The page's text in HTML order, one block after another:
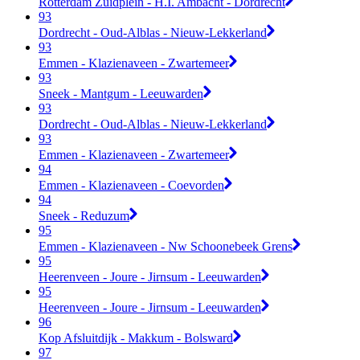
93
Dordrecht - Oud-Alblas - Nieuw-Lekkerland
93
Emmen - Klazienaveen - Zwartemeer
93
Sneek - Mantgum - Leeuwarden
93
Dordrecht - Oud-Alblas - Nieuw-Lekkerland
93
Emmen - Klazienaveen - Zwartemeer
94
Emmen - Klazienaveen - Coevorden
94
Sneek - Reduzum
95
Emmen - Klazienaveen - Nw Schoonebeek Grens
95
Heerenveen - Joure - Jirnsum - Leeuwarden
95
Heerenveen - Joure - Jirnsum - Leeuwarden
96
Kop Afsluitdijk - Makkum - Bolsward
97